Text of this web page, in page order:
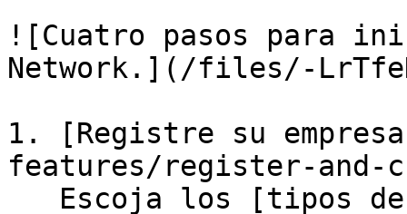
![Cuatro pasos para
Network.](/files/-
1. [Registre su
features/register-